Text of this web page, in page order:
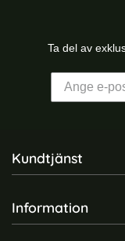
Ta del av
Sidfot
Kundtjänst
Information